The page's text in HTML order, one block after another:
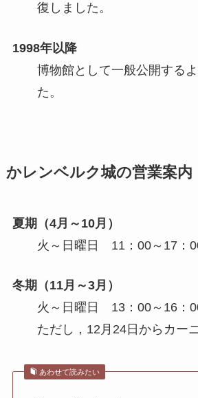
復しました。
1998年以降
博物館として一般公開する
た。
かレンベルク城の営業案内
夏期（4月～10月）
火～日曜日 11：00～17：
冬期（11月～3月）
火～日曜日 13：00～16：
ただし，12月24日からカー
あわせて読みたい